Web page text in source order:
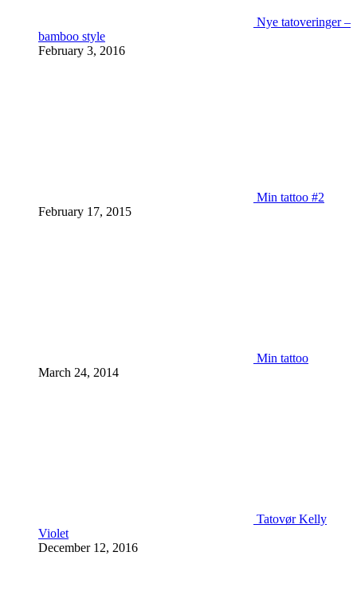
Nye tatoveringer –
bamboo style
February 3, 2016
Min tattoo #2
February 17, 2015
Min tattoo
March 24, 2014
Tatovør Kelly
Violet
December 12, 2016